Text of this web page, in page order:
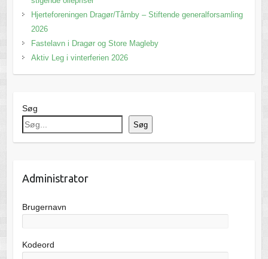
Hjerteforeningen Dragør/Tårnby – Stiftende generalforsamling
2026
Fastelavn i Dragør og Store Magleby
Aktiv Leg i vinterferien 2026
Søg
Søg
Administrator
Brugernavn
Kodeord